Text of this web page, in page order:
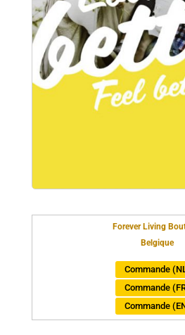
Forever Living
Belgique
Commande
Commande
Commande